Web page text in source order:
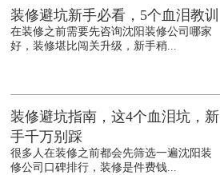
装修避坑新手必看，5个血泪教训
在装修之前需要先咨询沈阳装修公司哪家
好，装修堪比闯关升级，新手稍...
装修避坑指南，这4个血泪坑，新
手千万别踩
很多人在装修之前都会先筛选一遍沈阳装
修公司口碑排行，装修是件费钱...